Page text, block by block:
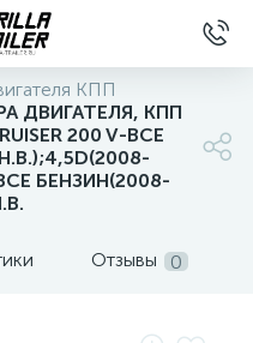
КПП
ДВИГАТЕЛЯ, КПП
200 V-ВСЕ
БЕНЗИН(2008-
Отзывы 0